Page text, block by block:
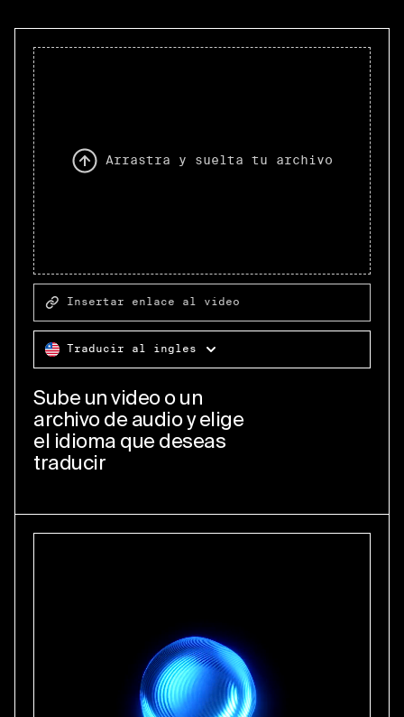
Arrastra y suelta tu archivo
Insertar enlace al video
Traducir al inglés
Sube un video o un
archivo de audio y elige
el idioma que deseas
traducir